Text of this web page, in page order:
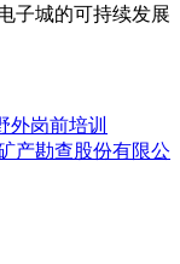
子城的可持续发展
外岗前培训
产勘查股份有限公